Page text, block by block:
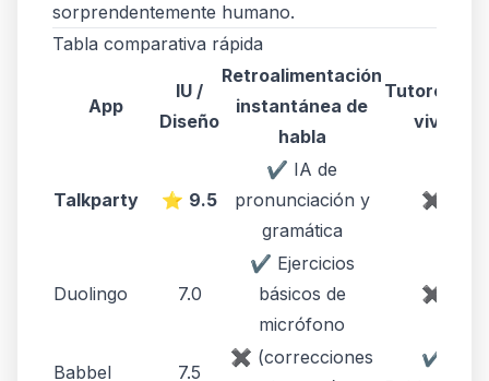
sorprendentemente humano.
Tabla comparativa rápida
App
IU /
Diseño
Retroalimentación
instantánea de
habla
Tutores en
vivo
Talkparty ⭐ 9.5
✔ IA de
pronunciación y
gramática
✖
Duolingo 7.0
✔ Ejercicios
básicos de
micrófono
✖
Babbel 7.5
✖ (correcciones
✔